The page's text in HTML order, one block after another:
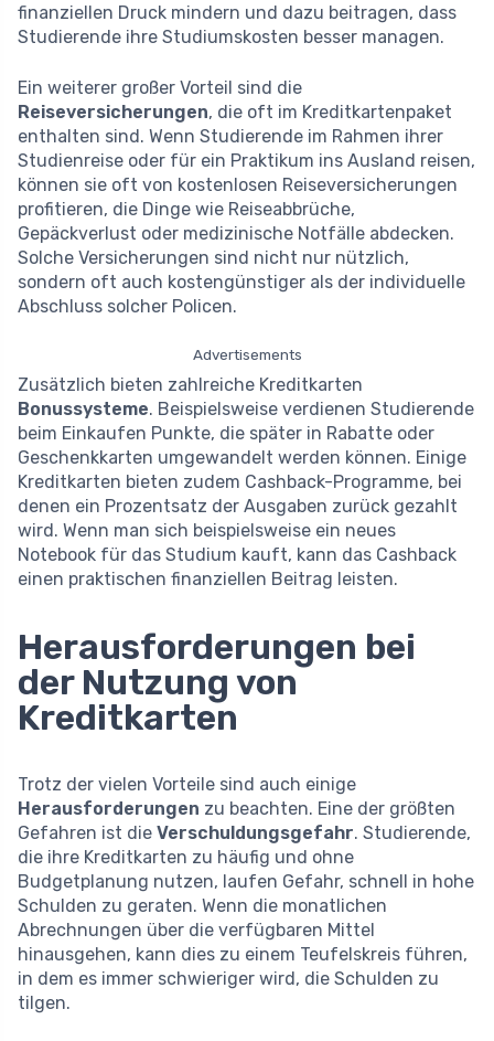
finanziellen Druck mindern und dazu beitragen, dass
Studierende ihre Studiumskosten besser managen.
Ein weiterer großer Vorteil sind die
Reiseversicherungen, die oft im Kreditkartenpaket
enthalten sind. Wenn Studierende im Rahmen ihrer
Studienreise oder für ein Praktikum ins Ausland reisen,
können sie oft von kostenlosen Reiseversicherungen
profitieren, die Dinge wie Reiseabbrüche,
Gepäckverlust oder medizinische Notfälle abdecken.
Solche Versicherungen sind nicht nur nützlich,
sondern oft auch kostengünstiger als der individuelle
Abschluss solcher Policen.
Advertisements
Zusätzlich bieten zahlreiche Kreditkarten
Bonussysteme. Beispielsweise verdienen Studierende
beim Einkaufen Punkte, die später in Rabatte oder
Geschenkkarten umgewandelt werden können. Einige
Kreditkarten bieten zudem Cashback-Programme, bei
denen ein Prozentsatz der Ausgaben zurück gezahlt
wird. Wenn man sich beispielsweise ein neues
Notebook für das Studium kauft, kann das Cashback
einen praktischen finanziellen Beitrag leisten.
Herausforderungen bei
der Nutzung von
Kreditkarten
Trotz der vielen Vorteile sind auch einige
Herausforderungen zu beachten. Eine der größten
Gefahren ist die Verschuldungsgefahr. Studierende,
die ihre Kreditkarten zu häufig und ohne
Budgetplanung nutzen, laufen Gefahr, schnell in hohe
Schulden zu geraten. Wenn die monatlichen
Abrechnungen über die verfügbaren Mittel
hinausgehen, kann dies zu einem Teufelskreis führen,
in dem es immer schwieriger wird, die Schulden zu
tilgen.